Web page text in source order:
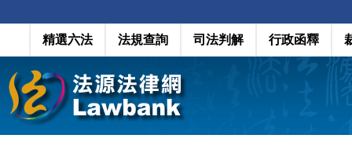
精選六法 法規查詢 司法判解 行政函釋